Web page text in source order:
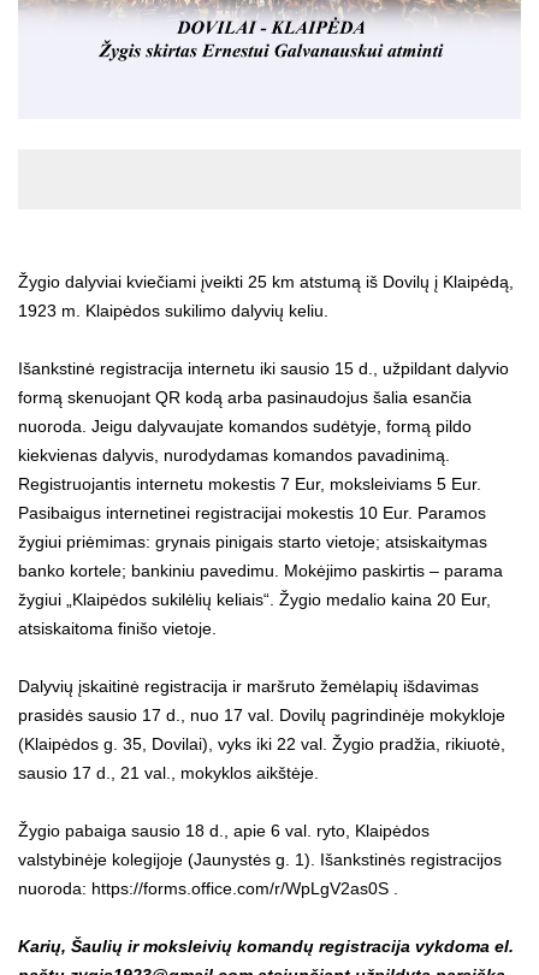
Žygio dalyviai kviečiami įveikti 25 km atstumą iš Dovilų į Klaipėdą,
1923 m. Klaipėdos sukilimo dalyvių keliu.
Išankstinė registracija internetu iki sausio 15 d., užpildant dalyvio
formą skenuojant QR kodą arba pasinaudojus šalia esančia
nuoroda. Jeigu dalyvaujate komandos sudėtyje, formą pildo
kiekvienas dalyvis, nurodydamas komandos pavadinimą.
Registruojantis internetu mokestis 7 Eur, moksleiviams 5 Eur.
Pasibaigus internetinei registracijai mokestis 10 Eur. Paramos
žygiui priėmimas: grynais pinigais starto vietoje; atsiskaitymas
banko kortele; bankiniu pavedimu. Mokėjimo paskirtis – parama
žygiui „Klaipėdos sukilėlių keliais“. Žygio medalio kaina 20 Eur,
atsiskaitoma finišo vietoje.
Dalyvių įskaitinė registracija ir maršruto žemėlapių išdavimas
prasidės sausio 17 d., nuo 17 val. Dovilų pagrindinėje mokykloje
(Klaipėdos g. 35, Dovilai), vyks iki 22 val. Žygio pradžia, rikiuotė,
sausio 17 d., 21 val., mokyklos aikštėje.
Žygio pabaiga sausio 18 d., apie 6 val. ryto, Klaipėdos
valstybinėje kolegijoje (Jaunystės g. 1). Išankstinės registracijos
nuoroda: https://forms.office.com/r/WpLgV2as0S .
Karių, Šaulių ir moksleivių komandų registracija vykdoma el.